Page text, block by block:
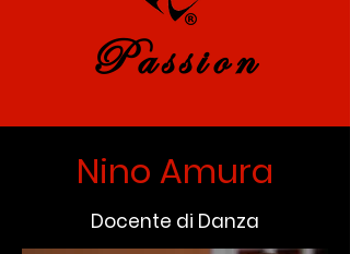
Passion
Nino Amura
Docente di Danza